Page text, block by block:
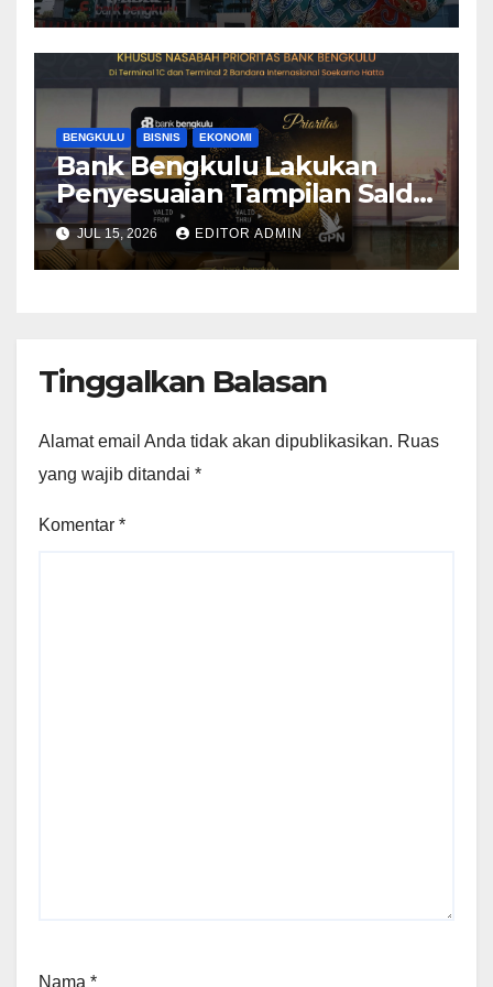
BENGKULU BISNIS EKONOMI
Bank Bengkulu Lakukan
Penyesuaian Tampilan Saldo
Efektif, Perkuat Komitmen
Peningkatan Layanan
Nasabah
JUL 15, 2026 EDITOR ADMIN
Tinggalkan Balasan
Alamat email Anda tidak akan dipublikasikan. Ruas
yang wajib ditandai *
Komentar *
Nama *